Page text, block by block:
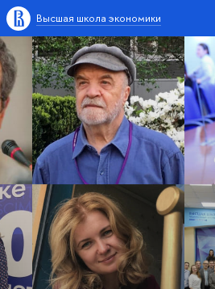
Высшая школа экономики